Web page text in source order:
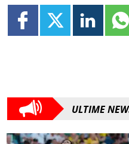
ULTIME